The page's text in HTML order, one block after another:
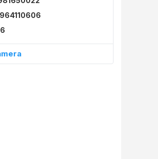
Chuông, Khóa, Cháy
Hikvision chuyển đổi đèn thông minh DS-